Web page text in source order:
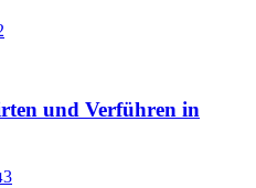
und Verführen in
3